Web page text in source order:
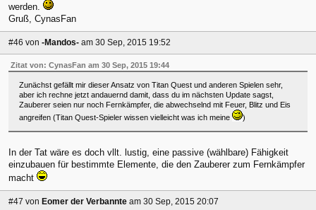
werden.
Gruß, CynasFan
#46 von -Mandos- am 30 Sep, 2015 19:52
Zitat von: CynasFan am 30 Sep, 2015 19:44
Zunächst gefällt mir dieser Ansatz von Titan Quest und anderen Spielen sehr,
aber ich rechne jetzt andauernd damit, dass du im nächsten Update sagst,
Zauberer seien nur noch Fernkämpfer, die abwechselnd mit Feuer, Blitz und Eis
angreifen (Titan Quest-Spieler wissen vielleicht was ich meine
)
In der Tat wäre es doch vllt. lustig, eine passive (wählbare) Fähigkeit
einzubauen für bestimmte Elemente, die den Zauberer zum Fernkämpfer
macht
#47 von Eomer der Verbannte am 30 Sep, 2015 20:07